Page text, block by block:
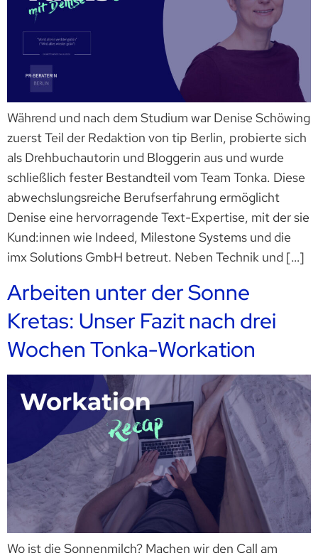
Während und nach dem Studium war Denise Schöwing
zuerst Teil der Redaktion von tip Berlin, probierte sich
als Drehbuchautorin und Bloggerin aus und wurde
schließlich fester Bestandteil vom Team Tonka. Diese
abwechslungsreiche Berufserfahrung ermöglicht
Denise eine hervorragende Text-Expertise, mit der sie
Kund:innen wie Indeed, Milestone Systems und die
imx Solutions GmbH betreut. Neben Technik und […]
Arbeiten unter der Sonne
Kretas: Unser Fazit nach drei
Wochen Tonka-Workation
Wo ist die Sonnenmilch? Machen wir den Call am